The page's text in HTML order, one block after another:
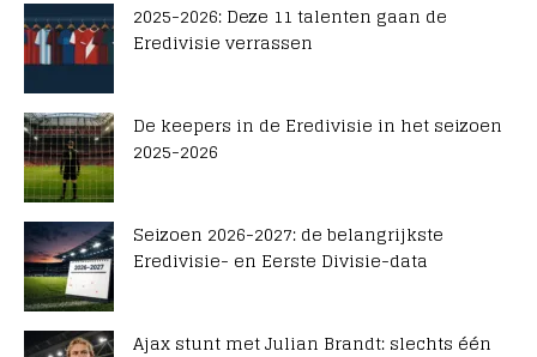
2025-2026: Deze 11 talenten gaan de
Eredivisie verrassen
De keepers in de Eredivisie in het seizoen
2025-2026
Seizoen 2026-2027: de belangrijkste
Eredivisie- en Eerste Divisie-data
Ajax stunt met Julian Brandt: slechts één